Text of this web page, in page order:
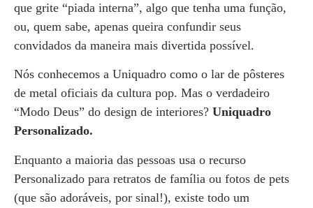
que grite “piada interna”, algo que tenha uma função,
ou, quem sabe, apenas queira confundir seus
convidados da maneira mais divertida possível.
Nós conhecemos a Uniquadro como o lar de pôsteres
de metal oficiais da cultura pop. Mas o verdadeiro
“Modo Deus” do design de interiores? Uniquadro
Personalizado.
Enquanto a maioria das pessoas usa o recurso
Personalizado para retratos de família ou fotos de pets
(que são adoráveis, por sinal!), existe todo um